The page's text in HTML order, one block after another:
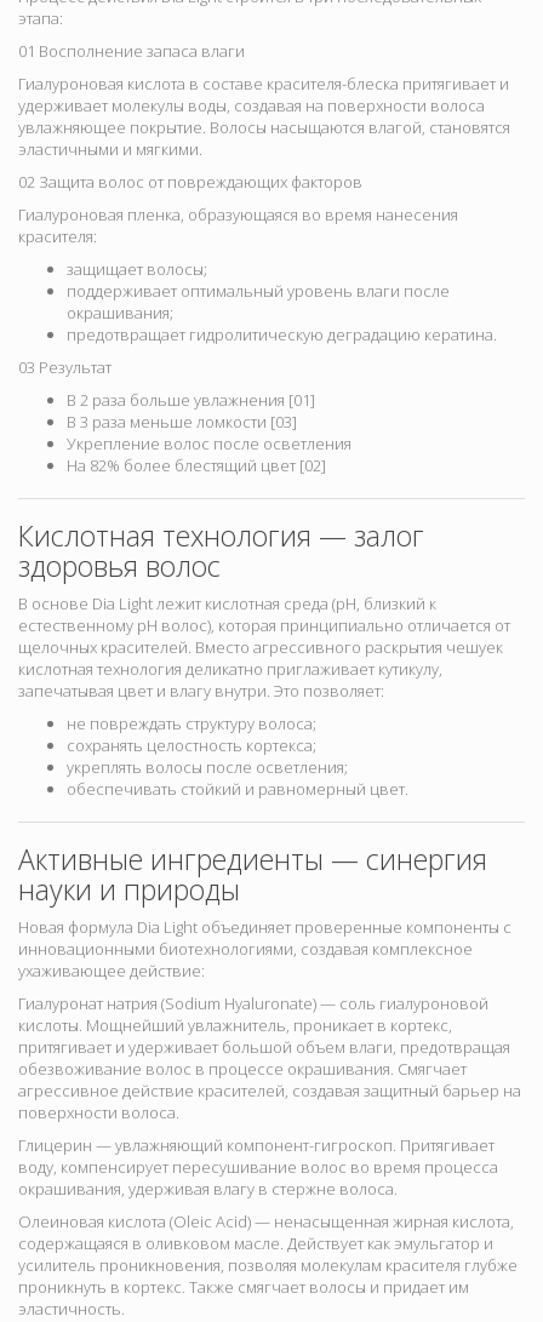
этапа:
01 Восполнение запаса влаги
Гиалуроновая кислота в составе красителя-блеска притягивает и
удерживает молекулы воды, создавая на поверхности волоса
увлажняющее покрытие. Волосы насыщаются влагой, становятся
эластичными и мягкими.
02 Защита волос от повреждающих факторов
Гиалуроновая пленка, образующаяся во время нанесения
красителя:
защищает волосы;
поддерживает оптимальный уровень влаги после
окрашивания;
предотвращает гидролитическую деградацию кератина.
03 Результат
В 2 раза больше увлажнения [01]
В 3 раза меньше ломкости [03]
Укрепление волос после осветления
На 82% более блестящий цвет [02]
Кислотная технология — залог
здоровья волос
В основе Dia Light лежит кислотная среда (pH, близкий к
естественному pH волос), которая принципиально отличается от
щелочных красителей. Вместо агрессивного раскрытия чешуек
кислотная технология деликатно приглаживает кутикулу,
запечатывая цвет и влагу внутри. Это позволяет:
не повреждать структуру волоса;
сохранять целостность кортекса;
укреплять волосы после осветления;
обеспечивать стойкий и равномерный цвет.
Активные ингредиенты — синергия
науки и природы
Новая формула Dia Light объединяет проверенные компоненты с
инновационными биотехнологиями, создавая комплексное
ухаживающее действие:
Гиалуронат натрия (Sodium Hyaluronate) — соль гиалуроновой
кислоты. Мощнейший увлажнитель, проникает в кортекс,
притягивает и удерживает большой объем влаги, предотвращая
обезвоживание волос в процессе окрашивания. Смягчает
агрессивное действие красителей, создавая защитный барьер на
поверхности волоса.
Глицерин — увлажняющий компонент-гигроскоп. Притягивает
воду, компенсирует пересушивание волос во время процесса
окрашивания, удерживая влагу в стержне волоса.
Олеиновая кислота (Oleic Acid) — ненасыщенная жирная кислота,
содержащаяся в оливковом масле. Действует как эмульгатор и
усилитель проникновения, позволяя молекулам красителя глубже
проникнуть в кортекс. Также смягчает волосы и придает им
эластичность.